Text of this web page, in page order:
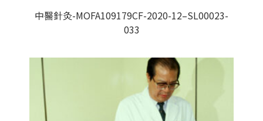
中醫針灸-MOFA109179CF-2020-12–SL00023-
033